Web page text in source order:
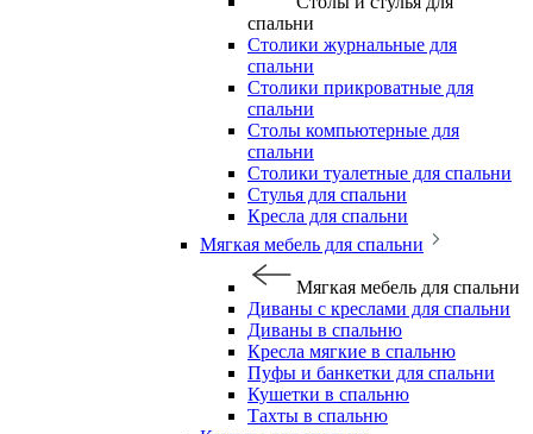
спальни
Столики журнальные для
спальни
Столики прикроватные для
спальни
Столы компьютерные для
спальни
Столики туалетные для спальни
Стулья для спальни
Кресла для спальни
Мягкая мебель для спальни
Мягкая мебель для спальни
Диваны с креслами для спальни
Диваны в спальню
Кресла мягкие в спальню
Пуфы и банкетки для спальни
Кушетки в спальню
Тахты в спальню